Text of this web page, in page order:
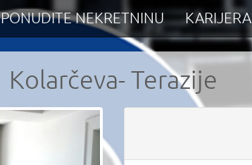
PONUDITE NEKRETNINU KARIJERA
Kolarčeva- Terazije